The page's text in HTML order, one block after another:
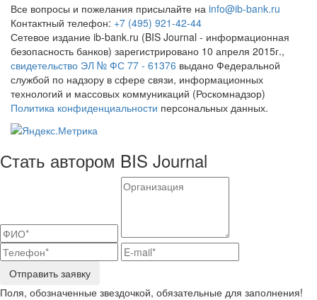
Все вопросы и пожелания присылайте на info@ib-bank.ru
Контактный телефон: +7 (495) 921-42-44
Сетевое издание ib-bank.ru (BIS Journal - информационная
безопасность банков) зарегистрировано 10 апреля 2015г.,
свидетельство ЭЛ № ФС 77 - 61376 выдано Федеральной
службой по надзору в сфере связи, информационных
технологий и массовых коммуникаций (Роскомнадзор)
Политика конфиденциальности персональных данных.
Стать автором BIS Journal
Отправить заявку
Поля, обозначенные звездочкой, обязательные для заполнения!